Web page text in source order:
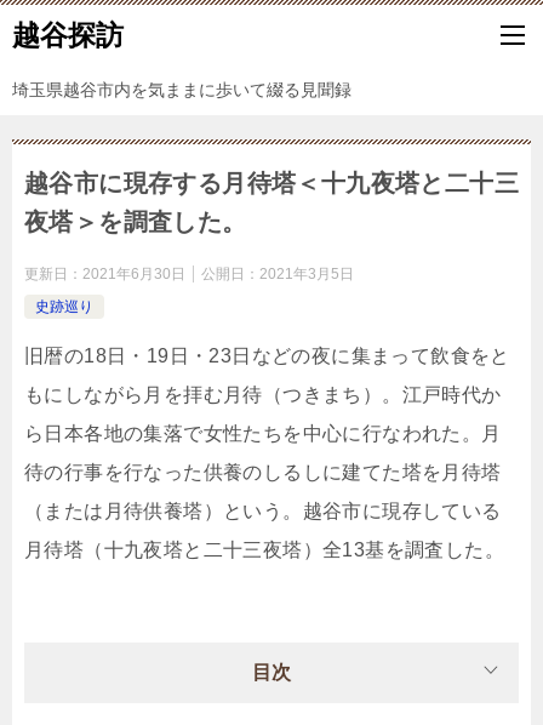
越谷探訪
埼玉県越谷市内を気ままに歩いて綴る見聞録
越谷市に現存する月待塔＜十九夜塔と二十三
夜塔＞を調査した。
更新日： 2021年6月30日 公開日： 2021年3月5日
史跡巡り
旧暦の18日・19日・23日などの夜に集まって飲食をと
もにしながら月を拝む月待（つきまち）。江戸時代か
ら日本各地の集落で女性たちを中心に行なわれた。月
待の行事を行なった供養のしるしに建てた塔を月待塔
（または月待供養塔）という。越谷市に現存している
月待塔（十九夜塔と二十三夜塔）全13基を調査した。
目次